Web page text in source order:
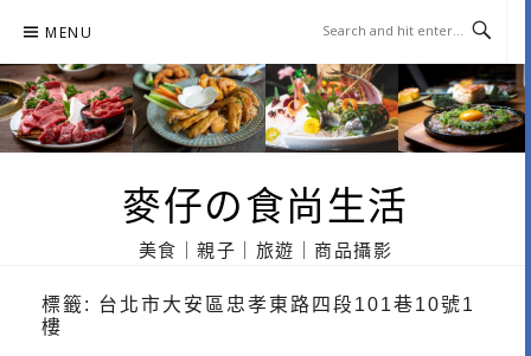
content
MENU
麥仔の食尚生活
美食｜親子｜旅遊｜商品攝影
標籤: 台北市大安區忠孝東路四段101巷10號1
樓